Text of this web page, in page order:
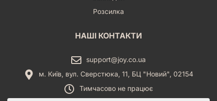
Розсилка
НАШІ КОНТАКТИ
support@joy.co.ua
м. Київ, вул. Сверстюка, 11, БЦ "Новий", 02154
Тимчасово не працює